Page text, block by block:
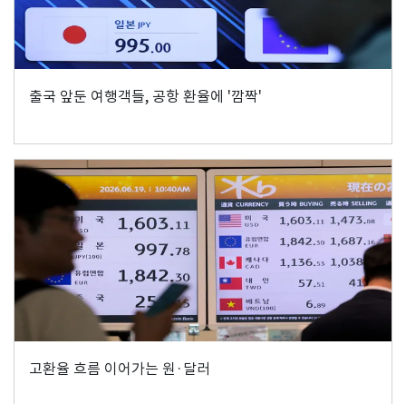
출국 앞둔 여행객들, 공항 환율에 '깜짝'
고환율 흐름 이어가는 원·달러